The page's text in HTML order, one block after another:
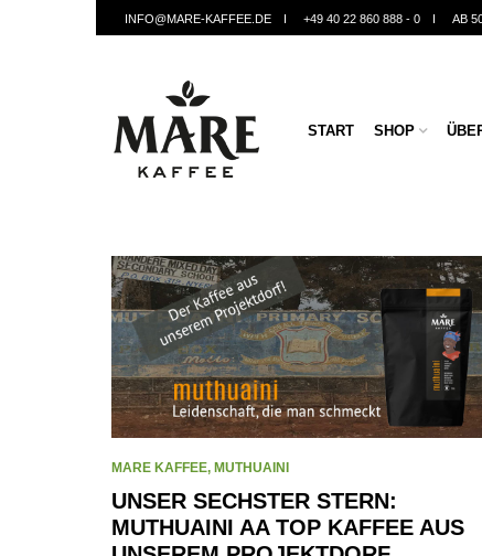
INFO@MARE-KAFFEE.DE +49 40 22 860 888 - 0 AB
START SHOP
MARE KAFFEE, MUTHUAINI
UNSER SECHSTER STERN:
MUTHUAINI AA TOP KAFFEE AUS